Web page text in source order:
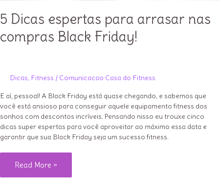
5 Dicas espertas para arrasar nas
compras Black Friday!
Dicas, Fitness / Comunicacao Casa do Fitness
E aí, pessoal! A Black Friday está quase chegando, e sabemos que
você está ansioso para conseguir aquele equipamento fitness dos
sonhos com descontos incríveis. Pensando nisso eu trouxe cinco
dicas super espertas para você aproveitar ao máximo essa data e
garantir que sua Black Friday seja um sucesso fitness.
5
Dicas
Read More »